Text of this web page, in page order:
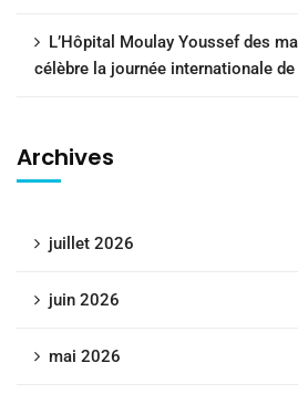
L’Hôpital Moulay Youssef des
célèbre la journée internationale de
Archives
juillet 2026
juin 2026
mai 2026